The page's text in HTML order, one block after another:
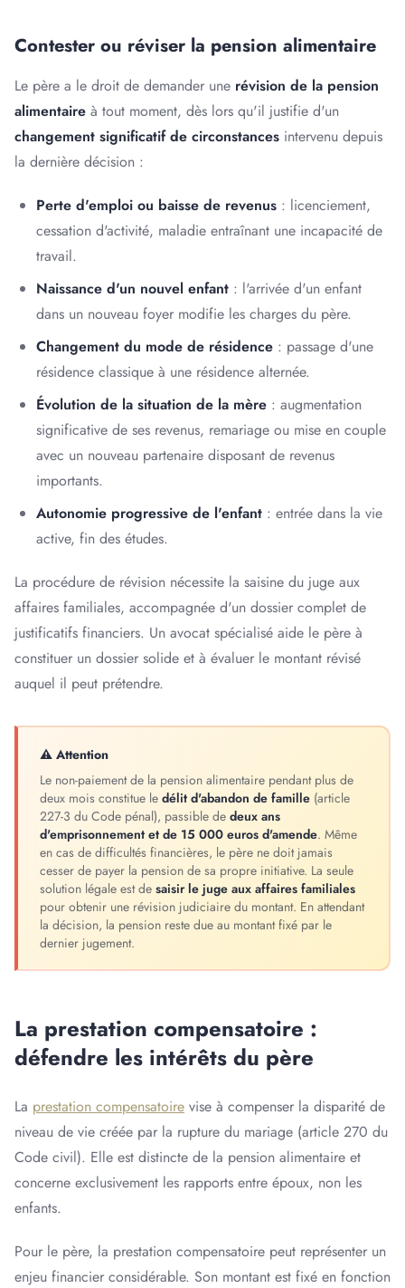
Contester ou réviser la pension alimentaire
Le père a le droit de demander une révision de la pension
alimentaire à tout moment, dès lors qu'il justifie d'un
changement significatif de circonstances intervenu depuis
la dernière décision :
Perte d'emploi ou baisse de revenus : licenciement,
cessation d'activité, maladie entraînant une incapacité de
travail.
Naissance d'un nouvel enfant : l'arrivée d'un enfant
dans un nouveau foyer modifie les charges du père.
Changement du mode de résidence : passage d'une
résidence classique à une résidence alternée.
Évolution de la situation de la mère : augmentation
significative de ses revenus, remariage ou mise en couple
avec un nouveau partenaire disposant de revenus
importants.
Autonomie progressive de l'enfant : entrée dans la vie
active, fin des études.
La procédure de révision nécessite la saisine du juge aux
affaires familiales, accompagnée d'un dossier complet de
justificatifs financiers. Un avocat spécialisé aide le père à
constituer un dossier solide et à évaluer le montant révisé
auquel il peut prétendre.
⚠ Attention
Le non-paiement de la pension alimentaire pendant plus de
deux mois constitue le délit d'abandon de famille (article
227-3 du Code pénal), passible de deux ans
d'emprisonnement et de 15 000 euros d'amende. Même
en cas de difficultés financières, le père ne doit jamais
cesser de payer la pension de sa propre initiative. La seule
solution légale est de saisir le juge aux affaires familiales
pour obtenir une révision judiciaire du montant. En attendant
la décision, la pension reste due au montant fixé par le
dernier jugement.
La prestation compensatoire :
défendre les intérêts du père
La prestation compensatoire vise à compenser la disparité de
niveau de vie créée par la rupture du mariage (article 270 du
Code civil). Elle est distincte de la pension alimentaire et
concerne exclusivement les rapports entre époux, non les
enfants.
Pour le père, la prestation compensatoire peut représenter un
enjeu financier considérable. Son montant est fixé en fonction